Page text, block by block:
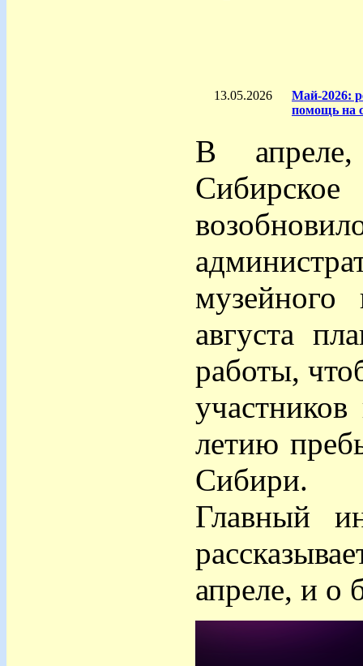
13.05.2026
Май-2026:
помощь на
В апреле,
августа
работы,
летию
Сибири.
Главный
апреле, и о